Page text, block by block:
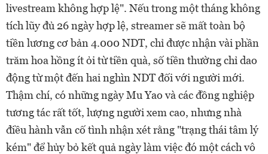
livestream không hợp lệ". Nếu trong một tháng không
tích lũy đủ 26 ngày hợp lệ, streamer sẽ mất toàn bộ
tiền lương cơ bản 4.000 NDT, chỉ được nhận vài phần
trăm hoa hồng ít ỏi từ tiền quà, số tiền thường chỉ dao
động từ một đến hai nghìn NDT đối với người mới.
Thậm chí, có những ngày Mu Yao và các đồng nghiệp
tương tác rất tốt, lượng người xem cao, nhưng nhà
điều hành vẫn cố tình nhận xét rằng "trạng thái tâm lý
kém" để hủy bỏ kết quả ngày làm việc đó một cách vô